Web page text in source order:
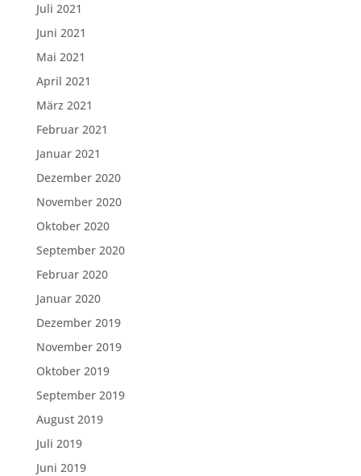
Juli 2021
Juni 2021
Mai 2021
April 2021
März 2021
Februar 2021
Januar 2021
Dezember 2020
November 2020
Oktober 2020
September 2020
Februar 2020
Januar 2020
Dezember 2019
November 2019
Oktober 2019
September 2019
August 2019
Juli 2019
Juni 2019